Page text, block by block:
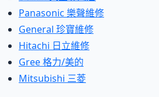
Panasonic 樂聲維修
General 珍寶維修
Hitachi 日立維修
Gree 格力/美的
Mitsubishi 三菱